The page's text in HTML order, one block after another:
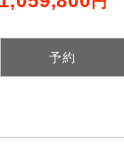
予約